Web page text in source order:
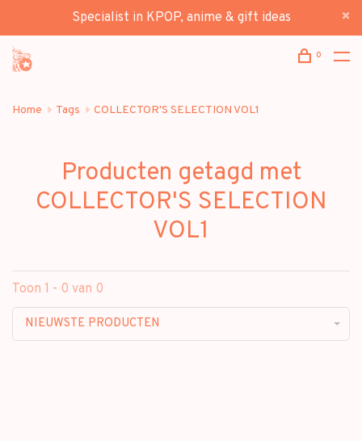
Specialist in KPOP, anime & gift ideas
0
Home Tags COLLECTOR'S SELECTION VOL1
Producten getagd met
COLLECTOR'S SELECTION
VOL1
Toon 1 - 0 van 0
NIEUWSTE PRODUCTEN